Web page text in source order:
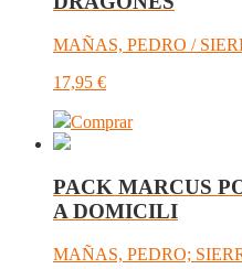
MAÑAS, PEDRO /
17,95 €
Comprar
PACK MARCUS
A DOMICILI
MAÑAS, PEDRO;